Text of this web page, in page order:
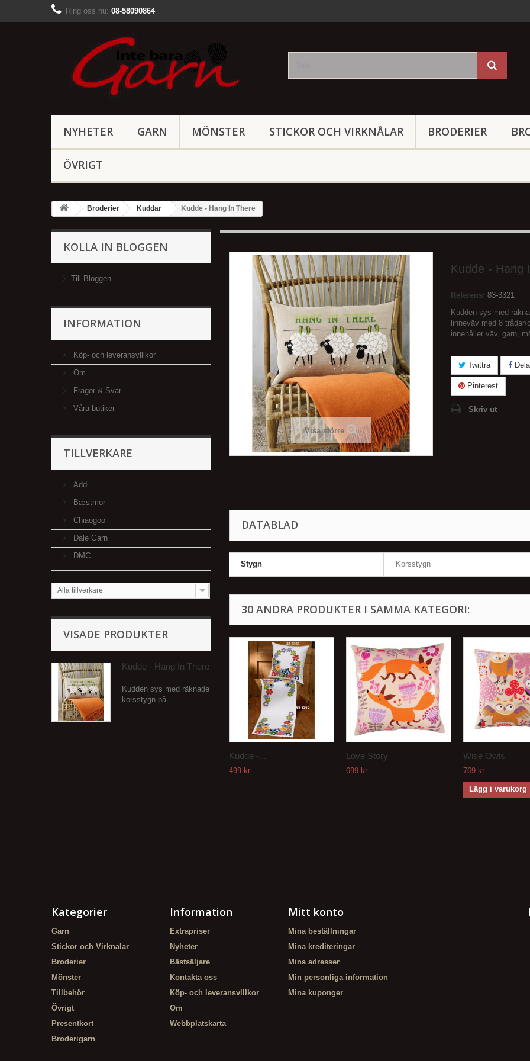
Ring oss nu: 08-58090864
NYHETER GARN MÖNSTER STICKOR OCH VIRKNÅLAR BRODERIER
ÖVRIGT
Broderier Kuddar Kudde - Hang In There
KOLLA IN BLOGGEN
Till Bloggen
INFORMATION
Köp- och leveransvlllkor
Om
Frågor & Svar
Våra butiker
TILLVERKARE
Addi
Bæstmor
Chiaogoo
Dale Garn
DMC
Alla tillverkare
VISADE PRODUKTER
Kudde - Hang In There
Kudden sys med räknade
korsstygn på...
Visa större
Kudde - Hang
Referens: 83-3321
Kudden sys med
linneväv med 8
innehåller väv, garn,
Twittra Dela
Pinterest
Skriv ut
DATABLAD
Stygn Korsstygn
30 ANDRA PRODUKTER I SAMMA KATEGORI:
Kudde -...
499 kr
Love Story
699 kr
Wise Owls
769 kr
Lägg i varukorg
Kategorier
Garn
Stickor och Virknålar
Broderier
Mönster
Tillbehör
Övrigt
Presentkort
Broderigarn
Information
Extrapriser
Nyheter
Bästsäljare
Kontakta oss
Köp- och leveransvlllkor
Om
Webbplatskarta
Mitt konto
Mina beställningar
Mina krediteringar
Mina adresser
Min personliga information
Mina kuponger